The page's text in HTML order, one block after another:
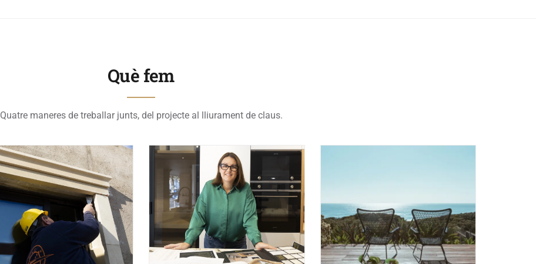
Què fem
Quatre maneres de treballar junts, del projecte al lliurament de claus.